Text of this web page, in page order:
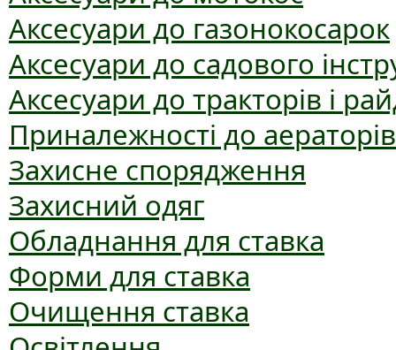
Аксесуари до газонокосарок
Аксесуари до садового
Аксесуари до тракторів і
Приналежності до аераторів
Захисне спорядження
Захисний одяг
Обладнання для ставка
Форми для ставка
Очищення ставка